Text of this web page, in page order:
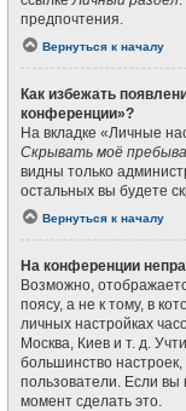
предпочтения.
Вернуться к началу
Как избежать
конференции»?
На вкладке «Личные
Скрывать моё
видны только
остальных вы будете
Вернуться к началу
На конференции
Возможно,
поясу, а не к тому, в
личных настройках
Москва, Киев и т. д.
большинство настроек,
пользователи. Если вы
момент сделать это.